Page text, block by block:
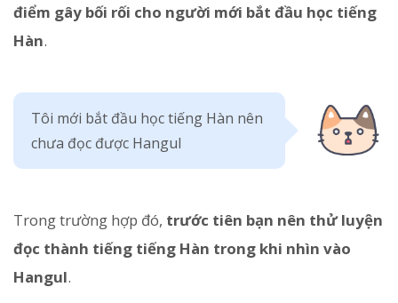
điểm gây bối rối cho người mới bắt đầu học tiếng
Hàn.
Tôi mới bắt đầu học tiếng Hàn nên
chưa đọc được Hangul
Trong trường hợp đó, trước tiên bạn nên thử luyện
đọc thành tiếng tiếng Hàn trong khi nhìn vào
Hangul.